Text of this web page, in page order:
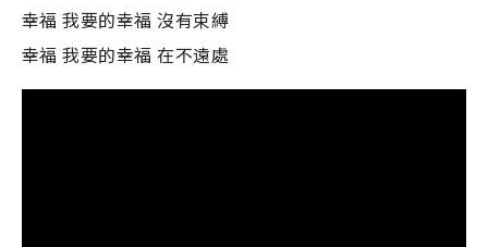
幸福 我要的幸福 沒有束縛
幸福 我要的幸福 在不遠處